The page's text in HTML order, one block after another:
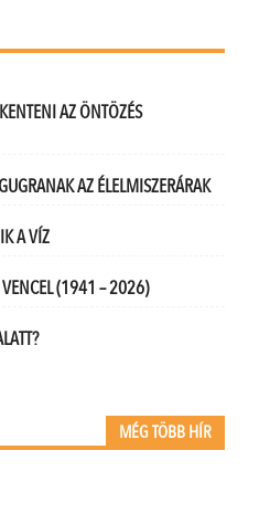
AZ ÖNTÖZÉS
AZ ÉLELMISZERÁRAK
A VÍZ
(1941 – 2026)
MÉG TÖBB HÍR